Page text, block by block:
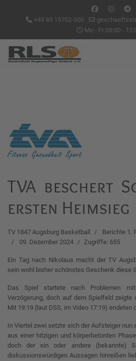
+49 89 15702-300
Mo - Fr 08:00 -
TVA beschert
ersten Heimsieg
TV 1847 Augsburg Basketball
Berichte 1.
09. Dezember 2024
Zugriffe: 655
Ein Tag nach Nikolaus macht der TV
sein wohl bisher schönstes Geschenk diese
Das Spiel startete nach Problemen
Verzögerung, doch auf dem Spielfeld zeigte
Mit 19:19 (laut DSS, im Video 17:19) endeten
In Viertel zwei setzte sich der Aufsteiger nun
aus einer hitzigen und körperbetonten
doch der ein oder andere (bekannte)
diskussionswürdigen Aussagen hinreißen